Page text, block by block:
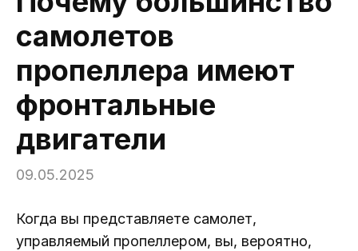
самолетов
пропеллера имеют
фронтальные
двигатели
09.05.2025
Когда вы представляете самолет,
управляемый пропеллером, вы, вероятно,